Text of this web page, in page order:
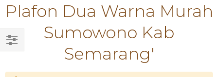
Plafon Dua Warna Murah
Sumowono Kab
Semarang'
Filtrer